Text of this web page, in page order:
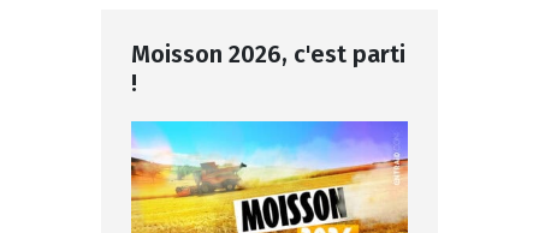
Moisson 2026, c'est parti
!